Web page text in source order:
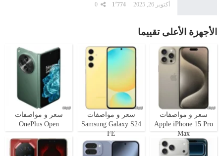
أكتوبر 26, 2025 1٬774
الأجهزة الأعلى تقييما
سعر و مواصفات
Apple iPhone 15 Pro
Max
سعر و مواصفات
Samsung Galaxy S24
FE
سعر و مواصفات
OnePlus Open